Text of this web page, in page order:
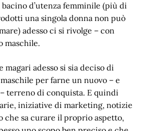
d’utenza femminile (più di
una singola donna non può
adesso ci si rivolge – con
maschile.
magari adesso si sia deciso di
per farne un nuovo – e
terreno di conquista. E quindi
iniziative di marketing, notizie
che sa curare il proprio aspetto,